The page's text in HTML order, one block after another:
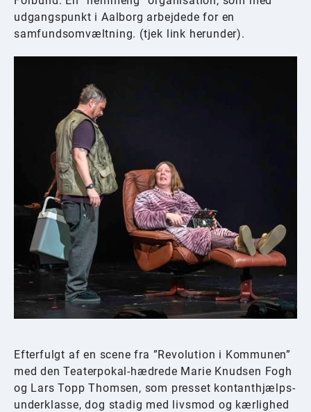
udgangspunkt i Aalborg arbejdede for en
samfundsomvæltning. (tjek link herunder).
Efterfulgt af en scene fra ”Revolution i Kommunen”
med den Teaterpokal-hædrede Marie Knudsen Fogh
og Lars Topp Thomsen, som presset kontanthjælps-
underklasse, dog stadig med livsmod og kærlighed